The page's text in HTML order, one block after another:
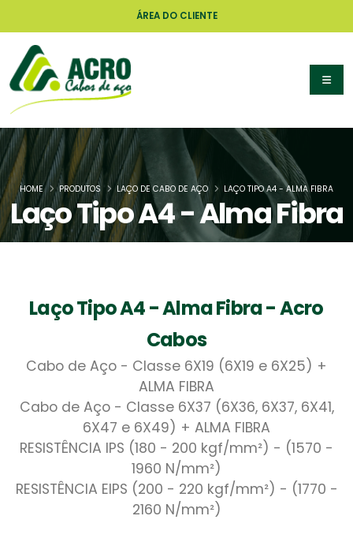
ÁREA DO CLIENTE
Laço Tipo A4 - Alma Fibra
HOME PRODUTOS LAÇO DE CABO DE AÇO LAÇO TIPO A4 - ALMA FIBRA
Laço Tipo A4 - Alma Fibra - Acro
Cabos
Cabo de Aço - Classe 6X19 (6X19 e 6X25) +
ALMA FIBRA
Cabo de Aço - Classe 6X37 (6X36, 6X37, 6X41,
6X47 e 6X49) + ALMA FIBRA
RESISTÊNCIA IPS (180 - 200 kgf/mm²) - (1570 -
1960 N/mm²)
RESISTÊNCIA EIPS (200 - 220 kgf/mm²) - (1770 -
2160 N/mm²)